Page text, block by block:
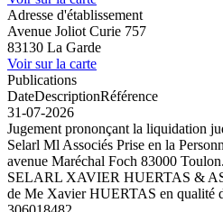
Adresse d'établissement
Avenue Joliot Curie 757
83130 La Garde
Voir sur la carte
Publications
DateDescriptionRéférence
31-07-2026
Jugement prononçant la liquidation
Selarl Ml Associés Prise en la
avenue Maréchal Foch 83000
SELARL XAVIER HUERTAS &
de Me Xavier HUERTAS en qualité